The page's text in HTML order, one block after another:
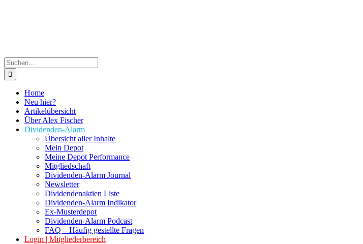
Suche
nach:
Home
Neu hier?
Artikelübersicht
Über Alex Fischer
Dividenden-Alarm
Übersicht aller Inhalte
Mein Depot
Meine Depot Performance
Mitgliedschaft
Dividenden-Alarm Journal
Newsletter
Dividendenaktien Liste
Dividenden-Alarm Indikator
Ex-Musterdepot
Dividenden-Alarm Podcast
FAQ – Häufig gestellte Fragen
Login | Mitgliederbereich